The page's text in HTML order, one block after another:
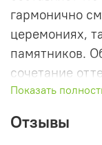
гармонично
церемониях,
памятников.
сочетание
Венок
Показать
Отзывы